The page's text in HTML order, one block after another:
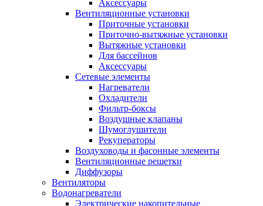
Аксессуары
Вентиляционные установки
Приточные установки
Приточно-вытяжные установки
Вытяжные установки
Для бассейнов
Аксессуары
Сетевые элементы
Нагреватели
Охладители
Фильтр-боксы
Воздушные клапаны
Шумоглушители
Рекуператоры
Воздуховоды и фасонные элементы
Вентиляционные решетки
Диффузоры
Вентиляторы
Водонагреватели
Электрические накопительные